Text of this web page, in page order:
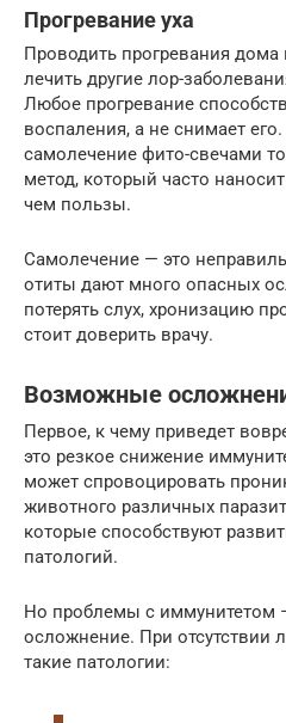
Прогревание уха
Проводить прогревания дома
лечить другие лор-
Любое прогревание
воспаления, а не снимает
самолечение фито-свечами
метод, который часто
чем пользы.
Самолечение — это
отиты дают много опасных
потерять слух, хронизацию
стоит доверить врачу.
Возможные
Первое, к чему приведет
это резкое снижение
может спровоцировать
животного различных
которые способствуют
патологий.
Но проблемы с иммунитетом
осложнение. При отсутствии
такие патологии: